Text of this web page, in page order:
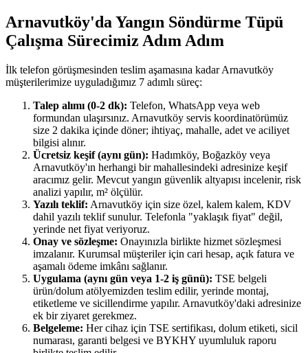
Arnavutköy'da Yangın Söndürme Tüpü
Çalışma Sürecimiz Adım Adım
İlk telefon görüşmesinden teslim aşamasına kadar Arnavutköy
müşterilerimize uyguladığımız 7 adımlı süreç:
Talep alımı (0-2 dk): Telefon, WhatsApp veya web
formundan ulaşırsınız. Arnavutköy servis koordinatörümüz
size 2 dakika içinde döner; ihtiyaç, mahalle, adet ve aciliyet
bilgisi alınır.
Ücretsiz keşif (aynı gün): Hadımköy, Boğazköy veya
Arnavutköy'ın herhangi bir mahallesindeki adresinize keşif
aracımız gelir. Mevcut yangın güvenlik altyapısı incelenir, risk
analizi yapılır, m² ölçülür.
Yazılı teklif: Arnavutköy için size özel, kalem kalem, KDV
dahil yazılı teklif sunulur. Telefonla "yaklaşık fiyat" değil,
yerinde net fiyat veriyoruz.
Onay ve sözleşme: Onayınızla birlikte hizmet sözleşmesi
imzalanır. Kurumsal müşteriler için cari hesap, açık fatura ve
aşamalı ödeme imkânı sağlanır.
Uygulama (aynı gün veya 1-2 iş günü): TSE belgeli
ürün/dolum atölyemizden teslim edilir, yerinde montaj,
etiketleme ve sicillendirme yapılır. Arnavutköy'daki adresinize
ek bir ziyaret gerekmez.
Belgeleme: Her cihaz için TSE sertifikası, dolum etiketi, sicil
numarası, garanti belgesi ve BYKHY uyumluluk raporu